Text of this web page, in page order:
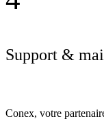
Support &
Conex, votre